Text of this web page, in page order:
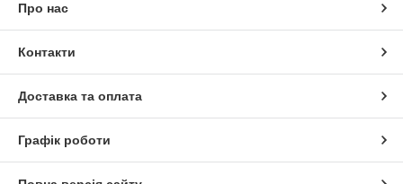
Про нас
Контакти
Доставка та оплата
Графік роботи